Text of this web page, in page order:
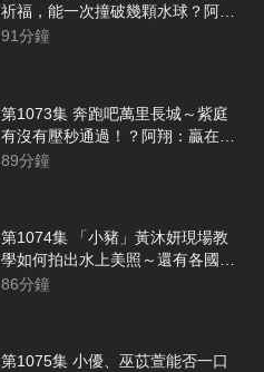
祈福，能一次撞破幾顆水球？阿翔
連柬埔寨語都能說！扛木大賽累到
91分鐘
第1073集 奔跑吧萬里長城～紫庭
有沒有壓秒通過！？阿翔：贏在板
子是平的
89分鐘
第1074集 「小豬」黃沐妍現場教
學如何拍出水上美照～還有各國佳
麗水上平衡！
86分鐘
第1075集 小優、巫苡萱能否一口